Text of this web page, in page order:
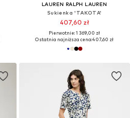
LAUREN RALPH LAUREN
Sukienka 'TAKOTA'
407,60 zł
Pierwotnie: 1 369,00 zł
Ostatnia najniższa cena:407,60 zł